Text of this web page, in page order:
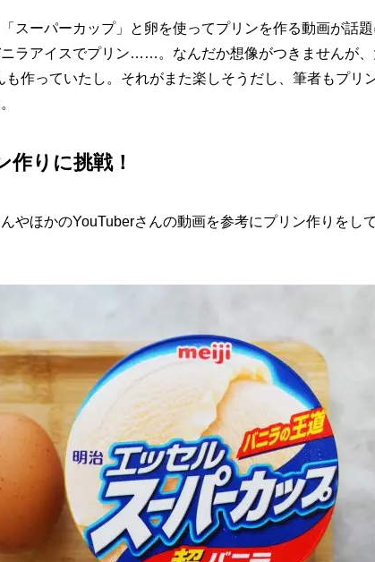
スーパーカップ」と卵を使ってプリンを作る動画が話
ラアイスでプリン……。なんだか想像がつきませんが
も作っていたし。それがまた楽しそうだし、筆者もプリ
作りに挑戦！
やほかのYouTuberさんの動画を参考にプリン作りをし